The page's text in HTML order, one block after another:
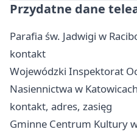
Przydatne dane
Parafia św. Jadwigi w
kontakt
Wojewódzki Inspektorat
Nasiennictwa w
kontakt, adres, zasięg
Gminne Centrum Kultury